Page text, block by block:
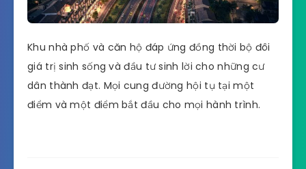
Khu nhà phố và căn hộ đáp ứng đồng thời bộ đôi
giá trị sinh sống và đầu tư sinh lời cho những cư
dân thành đạt. Mọi cung đường hội tụ tại một
điểm và một điểm bắt đầu cho mọi hành trình.